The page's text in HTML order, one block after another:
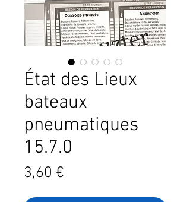
État des Lieux
bateaux
pneumatiques
15.7.0
3,60 €